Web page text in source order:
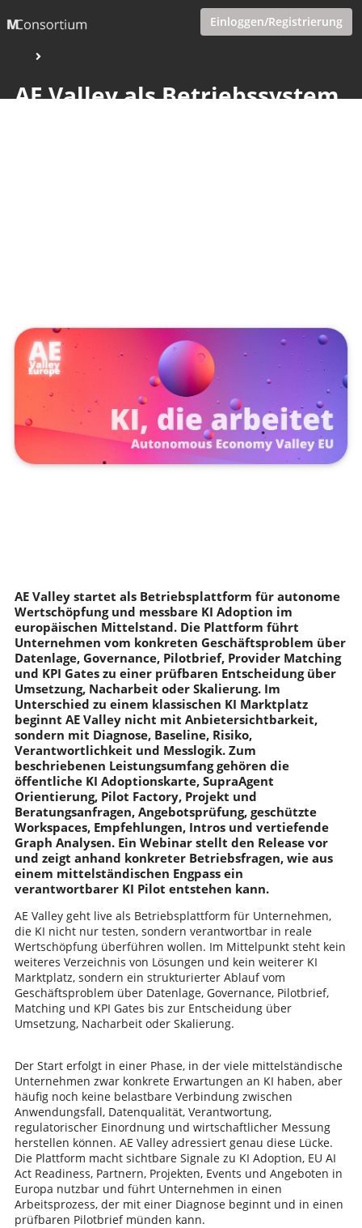
Einloggen/Registrierung
AE Valley als Betriebssystem
AE Valley startet als Betriebsplattform für autonome
Wertschöpfung und messbare KI Adoption im
europäischen Mittelstand. Die Plattform führt
Unternehmen vom konkreten Geschäftsproblem über
Datenlage, Governance, Pilotbrief, Provider Matching
und KPI Gates zu einer prüfbaren Entscheidung über
Umsetzung, Nacharbeit oder Skalierung. Im
Unterschied zu einem klassischen KI Marktplatz
beginnt AE Valley nicht mit Anbietersichtbarkeit,
sondern mit Diagnose, Baseline, Risiko,
Verantwortlichkeit und Messlogik. Zum
beschriebenen Leistungsumfang gehören die
öffentliche KI Adoptionskarte, SupraAgent
Orientierung, Pilot Factory, Projekt und
Beratungsanfragen, Angebotsprüfung, geschützte
Workspaces, Empfehlungen, Intros und vertiefende
Graph Analysen. Ein Webinar stellt den Release vor
und zeigt anhand konkreter Betriebsfragen, wie aus
einem mittelständischen Engpass ein
verantwortbarer KI Pilot entstehen kann.
AE Valley geht live als Betriebsplattform für Unternehmen,
die KI nicht nur testen, sondern verantwortbar in reale
Wertschöpfung überführen wollen. Im Mittelpunkt steht kein
weiteres Verzeichnis von Lösungen und kein weiterer KI
Marktplatz, sondern ein strukturierter Ablauf vom
Geschäftsproblem über Datenlage, Governance, Pilotbrief,
Matching und KPI Gates bis zur Entscheidung über
Umsetzung, Nacharbeit oder Skalierung.
Der Start erfolgt in einer Phase, in der viele mittelständische
Unternehmen zwar konkrete Erwartungen an KI haben, aber
häufig noch keine belastbare Verbindung zwischen
Anwendungsfall, Datenqualität, Verantwortung,
regulatorischer Einordnung und wirtschaftlicher Messung
herstellen können. AE Valley adressiert genau diese Lücke.
Die Plattform macht sichtbare Signale zu KI Adoption, EU AI
Act Readiness, Partnern, Projekten, Events und Angeboten in
Europa nutzbar und führt Unternehmen in einen
Arbeitsprozess, der mit einer Diagnose beginnt und in einen
prüfbaren Pilotbrief münden kann.